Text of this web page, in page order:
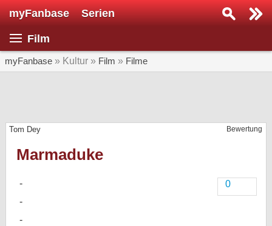
myFanbase Serien
Film
myFanbase » Kultur » Film » Filme
Bewertung
Tom Dey
Marmaduke
0
Serie suchen...
SERIEN